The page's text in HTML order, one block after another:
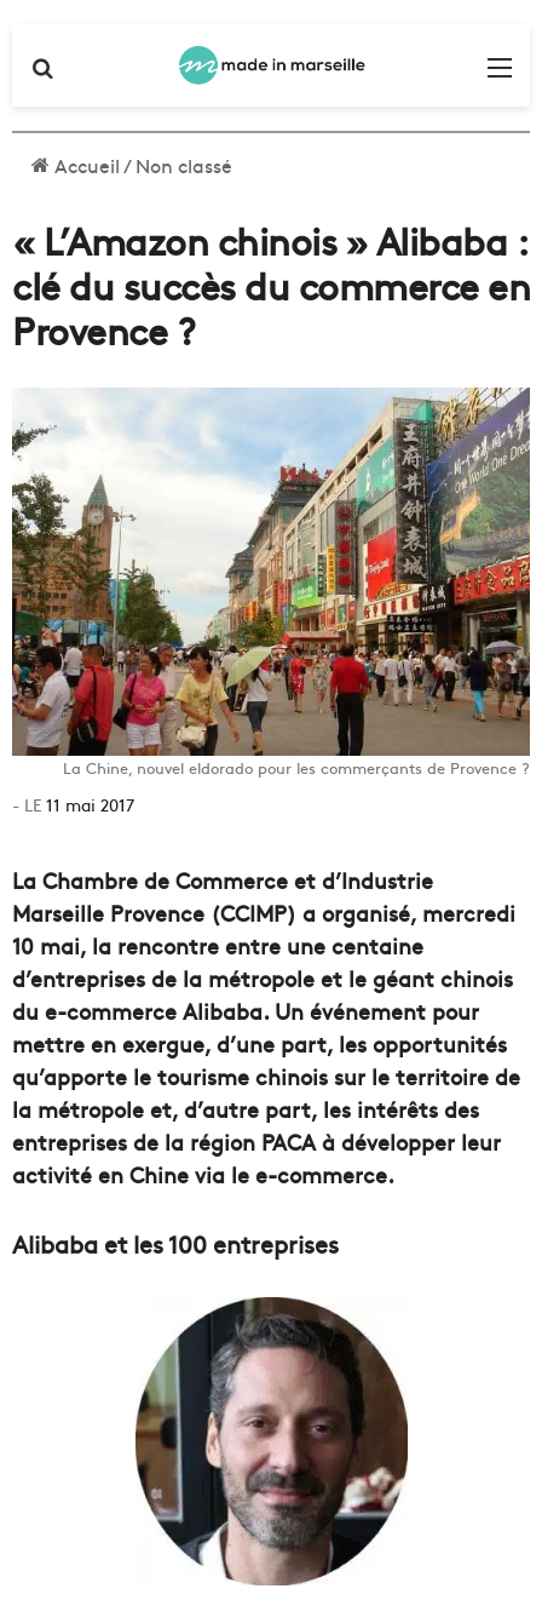
Accueil/Non classé
« L’Amazon chinois » Alibaba :
clé du succès du commerce en
Provence ?
La Chine, nouvel eldorado pour les commerçants de Provence ?
11 mai 2017
La Chambre de Commerce et d’Industrie
Marseille Provence (CCIMP) a organisé, mercredi
10 mai, la rencontre entre une centaine
d’entreprises de la métropole et le géant chinois
du e-commerce Alibaba. Un événement pour
mettre en exergue, d’une part, les opportunités
qu’apporte le tourisme chinois sur le territoire de
la métropole et, d’autre part, les intérêts des
entreprises de la région PACA à développer leur
activité en Chine via le e-commerce.
Alibaba et les 100 entreprises